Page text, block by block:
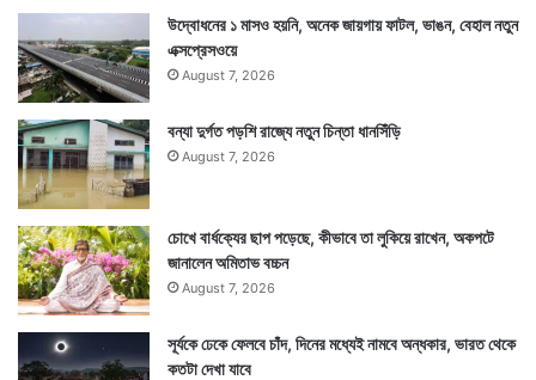
উদ্বোধনের ১ মাসও হয়নি, অনেক জায়গায় ফাটল, ভাঙন, বেহাল নতুন
এক্সপ্রেসওয়ে
August 7, 2026
বন্যা দুর্গত পড়শি রাজ্যে নতুন চিন্তা ধানসিঁড়ি
August 7, 2026
চোখে বার্ধক্যের ছাপ পড়েছে, কীভাবে তা লুকিয়ে রাখেন, অকপটে
জানালেন অমিতাভ বচ্চন
August 7, 2026
সূর্যকে ঢেকে ফেলবে চাঁদ, দিনের মধ্যেই নামবে অন্ধকার, ভারত থেকে
কতটা দেখা যাবে